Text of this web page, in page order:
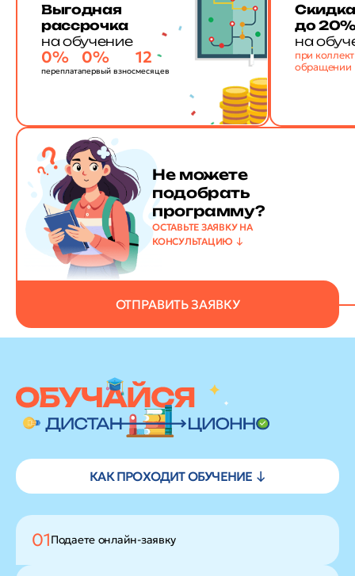
Выгодная
рассрочка
на обучение
0%
переплата
0%
первый взнос
12
месяцев
до
на
при
обращении
Не можете
подобрать
программу?
ОСТАВЬТЕ ЗАЯВКУ НА
КОНСУЛЬТАЦИЮ
ОТПРАВИТЬ ЗАЯВКУ
КАК ПРОХОДИТ ОБУЧЕНИЕ ↓
01Подаете онлайн-заявку